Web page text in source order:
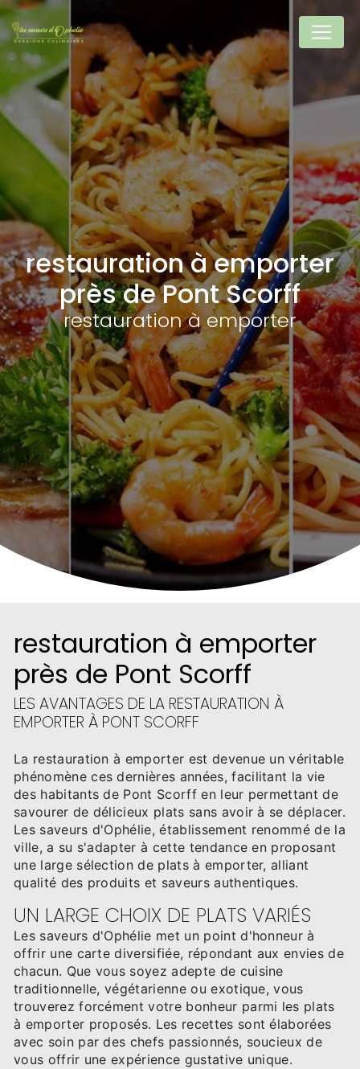
restauration à emporter
près de Pont Scorff
restauration à emporter
restauration à emporter
près de Pont Scorff
LES AVANTAGES DE LA RESTAURATION À
EMPORTER À PONT SCORFF
La restauration à emporter est devenue un véritable
phénomène ces dernières années, facilitant la vie
des habitants de Pont Scorff en leur permettant de
savourer de délicieux plats sans avoir à se déplacer.
Les saveurs d'Ophélie, établissement renommé de la
ville, a su s'adapter à cette tendance en proposant
une large sélection de plats à emporter, alliant
qualité des produits et saveurs authentiques.
UN LARGE CHOIX DE PLATS VARIÉS
Les saveurs d'Ophélie met un point d'honneur à
offrir une carte diversifiée, répondant aux envies de
chacun. Que vous soyez adepte de cuisine
traditionnelle, végétarienne ou exotique, vous
trouverez forcément votre bonheur parmi les plats
à emporter proposés. Les recettes sont élaborées
avec soin par des chefs passionnés, soucieux de
vous offrir une expérience gustative unique.
Panneau de gestion des cookies